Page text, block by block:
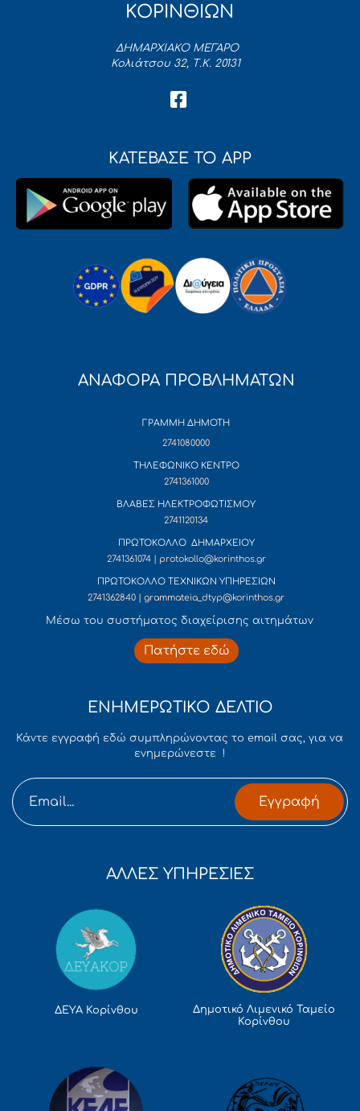
ΚΟΡΙΝΘΙΩΝ
ΔΗΜΑΡΧΙΑΚΟ ΜΕΓΑΡΟ
Κολιάτσου 32, Τ.Κ. 20131
ΚΑΤΕΒΑΣΕ ΤΟ APP
ΑΝΑΦΟΡΑ ΠΡΟΒΛΗΜΑΤΩΝ
ΓΡΑΜΜΗ ΔΗΜΟΤΗ
2741080000
ΤΗΛΕΦΩΝΙΚΟ ΚΕΝΤΡΟ
2741361000
ΒΛΑΒΕΣ ΗΛΕΚΤΡΟΦΩΤΙΣΜΟΥ
2741120134
ΠΡΩΤΟΚΟΛΛΟ ΔΗΜΑΡΧΕΙΟΥ
2741361074 | protokollo@korinthos.gr
ΠΡΩΤΟΚΟΛΛΟ ΤΕΧΝΙΚΩΝ ΥΠΗΡΕΣΙΩΝ
2741362840 | grammateia_dtyp@korinthos.gr
Mέσω του συστήματος διαχείρισης αιτημάτων
Πατήστε εδώ
ΕΝΗΜΕΡΩΤΙΚΟ ΔΕΛΤΙΟ
Κάντε εγγραφή εδώ συμπληρώνοντας το email σας, για να
ενημερώνεστε !
Εγγραφή
ΑΛΛΕΣ ΥΠΗΡΕΣΙΕΣ
ΔΕΥΑ Κορίνθου
Δημοτικό Λιμενικό Ταμείο
Κορίνθου